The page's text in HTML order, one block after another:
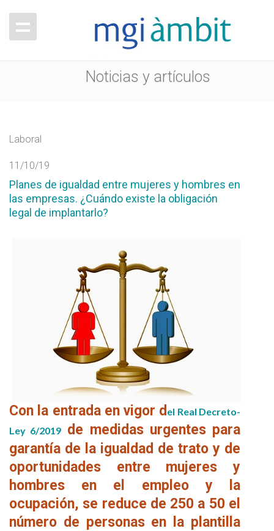
Noticias y artículos
Laboral
11/10/19
Planes de igualdad entre mujeres y hombres en
las empresas. ¿Cuándo existe la obligación
legal de implantarlo?
Con la entrada en vigor d el Real Decreto-
Ley 6/2019 de medidas urgentes para
garantía de la igualdad de trato y de
oportunidades entre mujeres y
hombres en el empleo y la
ocupación, se reduce de 250 a 50 el
número de personas en la plantilla